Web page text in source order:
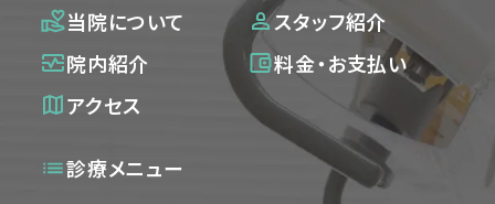
当院について
スタッフ紹介
院内紹介
料金・お支払い
アクセス
診療メニュー